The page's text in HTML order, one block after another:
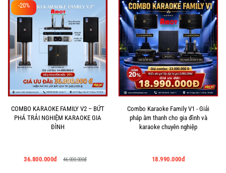
-20%
COMBO KARAOKE FAMILY V2 – BỨT
PHÁ TRẢI NGHIỆM KARAOKE GIA
ĐÌNH
36.800.000đ 46.000.000đ
Combo Karaoke Family V1 - Giải
pháp âm thanh cho gia đình và
karaoke chuyên nghiệp
18.990.000đ